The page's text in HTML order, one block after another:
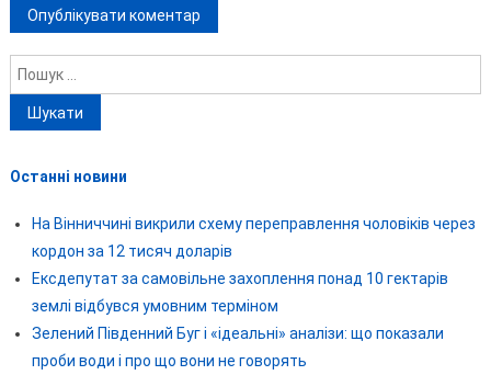
Пошук:
Останні новини
На Вінниччині викрили схему переправлення чоловіків через
кордон за 12 тисяч доларів
Ексдепутат за самовільне захоплення понад 10 гектарів
землі відбувся умовним терміном
Зелений Південний Буг і «ідеальні» аналізи: що показали
проби води і про що вони не говорять